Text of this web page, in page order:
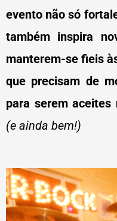
evento não só
também inspira
manterem-se fieis
que precisam de
para serem aceites
(e ainda bem!)